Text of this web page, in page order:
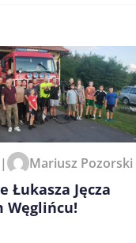
podczas
| Mariusz Pozorski
Łukasza Jęcza
Węglińcu!